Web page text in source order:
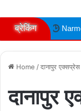
ब्रेकिंग
Narmdapuram चरित्र
Home /दानापुर एक्सप्रेस
दानापुर